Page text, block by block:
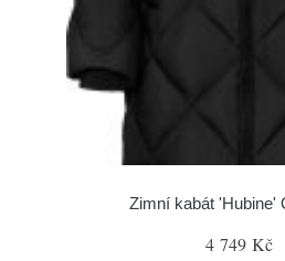
Zimní kabát 'Hubine'
4 749 Kč